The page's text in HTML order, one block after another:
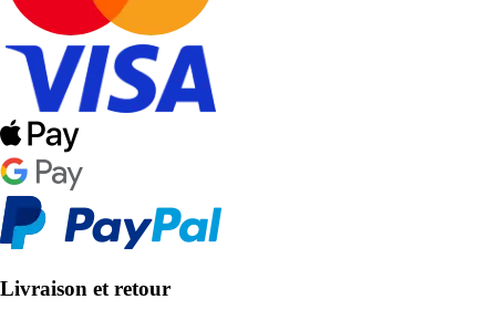
Livraison et retour